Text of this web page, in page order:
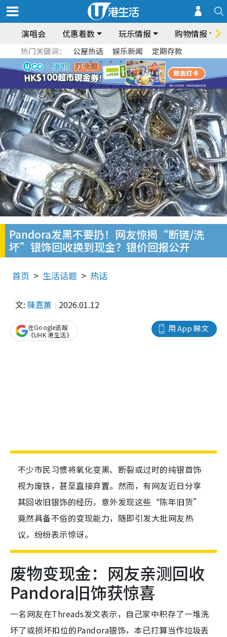
演唱会 优惠着数 玩乐情报 购物情报
热门关键词： 公屋热话 娱乐新闻 定期存款
Pandora发黑不要扔！网友惊揭“断链/洗
坏”银饰回收换到现金？银价回报公开
首页 生活话题 热话
文: 陳嘉蕙 2026.01.12
用 App 睇文
在Google追蹤
《UHK 港生活》
不少市民习惯将氧化变黑、断裂或过时的纯银首饰
视为废铁，甚至直接弃置。然而，有网友近日分享
其回收旧银饰的经历，意外发现这些“陈年旧货”
竟然具备不俗的变现能力，随即引发大批网友热
议，纷纷表示惊讶。
废物变现金：网友亲测回收
Pandora旧饰获惊喜
一名网友在Threads发文表示，自己家中积存了一堆洗
坏了或损坏扣位的Pandora银饰，本已打算当作垃圾丢